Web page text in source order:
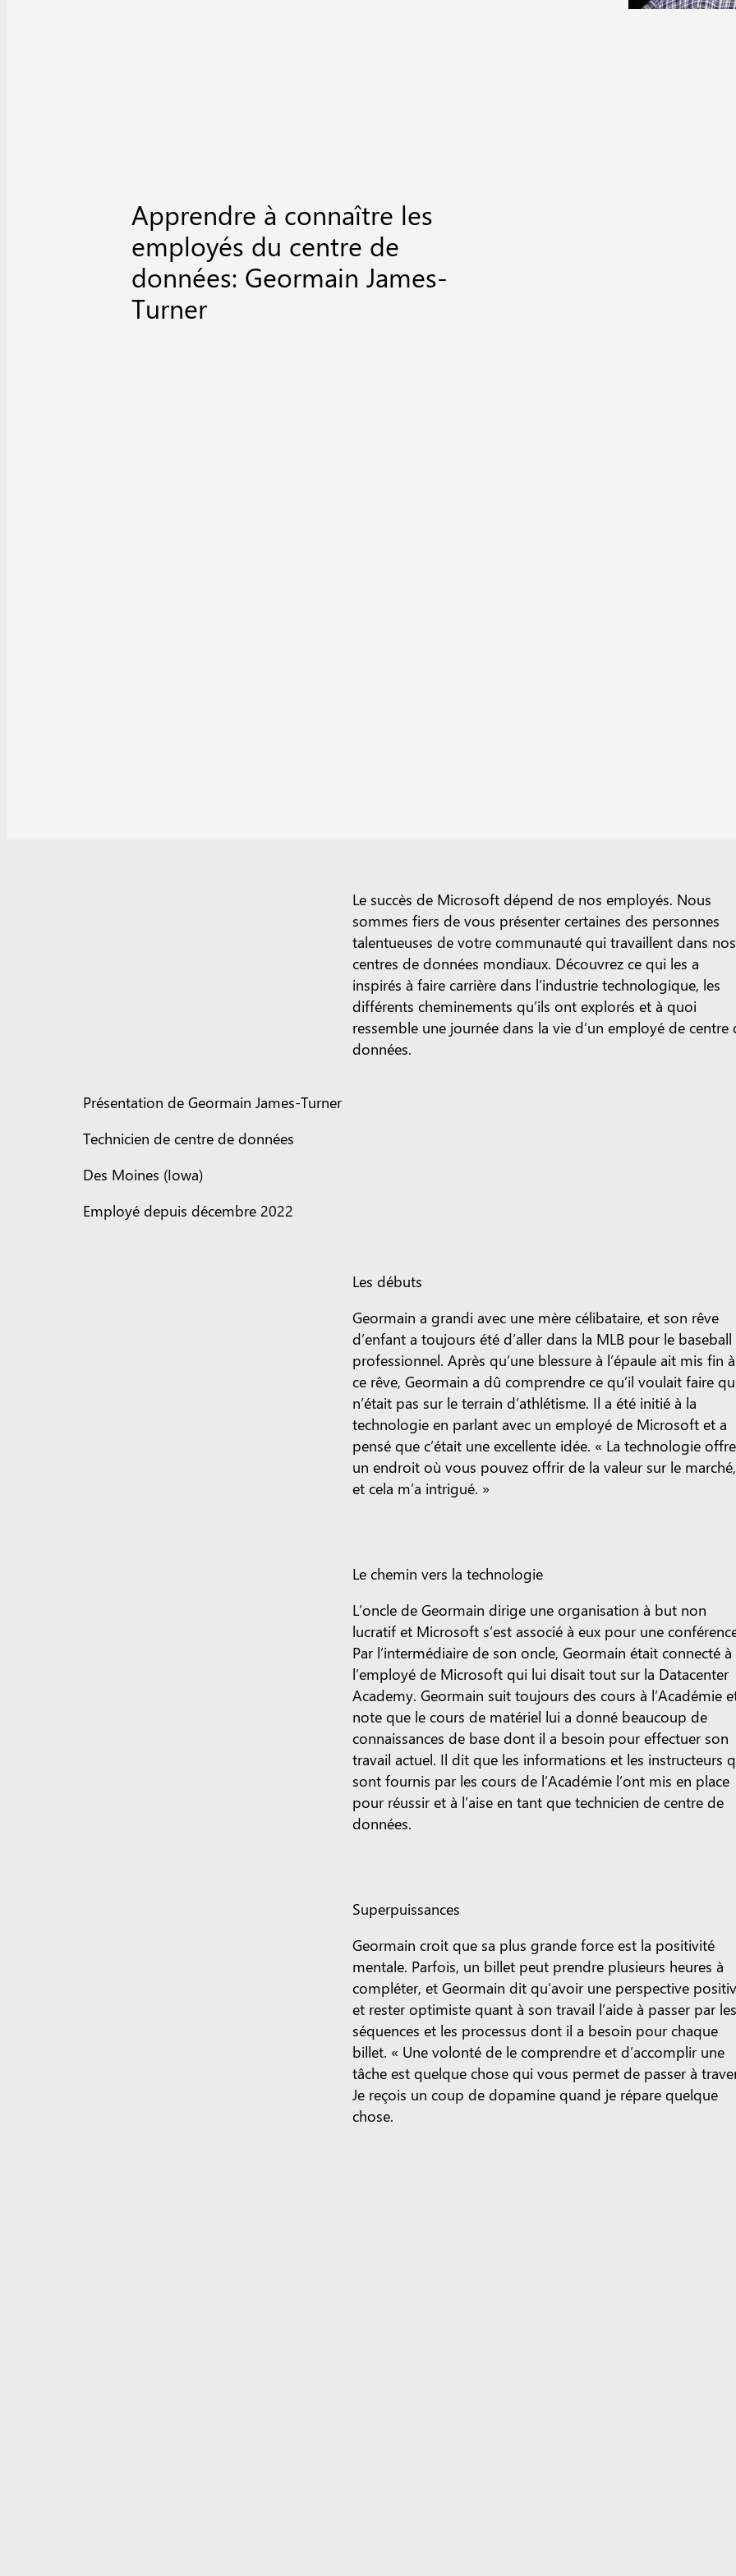
Apprendre à connaître les
employés du centre de
données: Geormain James-
Turner
Le succès de Microsoft dépend de nos employés. Nous
sommes fiers de vous présenter certaines des personnes
talentueuses de votre communauté qui travaillent dans nos
centres de données mondiaux. Découvrez ce qui les a
inspirés à faire carrière dans l’industrie technologique, les
différents cheminements qu’ils ont explorés et à quoi
ressemble une journée dans la vie d’un employé de centre
données.
Présentation de Geormain James-Turner
Technicien de centre de données
Des Moines (Iowa)
Employé depuis décembre 2022
Les débuts
Geormain a grandi avec une mère célibataire, et son rêve
d’enfant a toujours été d’aller dans la MLB pour le baseball
professionnel. Après qu’une blessure à l’épaule ait mis fin à
ce rêve, Geormain a dû comprendre ce qu’il voulait faire
n’était pas sur le terrain d’athlétisme. Il a été initié à la
technologie en parlant avec un employé de Microsoft et a
pensé que c’était une excellente idée. « La technologie offre
un endroit où vous pouvez offrir de la valeur sur le marché,
et cela m’a intrigué. »
Le chemin vers la technologie
L’oncle de Geormain dirige une organisation à but non
lucratif et Microsoft s’est associé à eux pour une
Par l’intermédiaire de son oncle, Geormain était connecté à
l’employé de Microsoft qui lui disait tout sur la Datacenter
Academy. Geormain suit toujours des cours à l’Académie
note que le cours de matériel lui a donné beaucoup de
connaissances de base dont il a besoin pour effectuer son
travail actuel. Il dit que les informations et les instructeurs
sont fournis par les cours de l’Académie l’ont mis en place
pour réussir et à l’aise en tant que technicien de centre de
données.
Superpuissances
Geormain croit que sa plus grande force est la positivité
mentale. Parfois, un billet peut prendre plusieurs heures à
compléter, et Geormain dit qu’avoir une perspective
et rester optimiste quant à son travail l’aide à passer par les
séquences et les processus dont il a besoin pour chaque
billet. « Une volonté de le comprendre et d’accomplir une
tâche est quelque chose qui vous permet de passer à
Je reçois un coup de dopamine quand je répare quelque
chose.